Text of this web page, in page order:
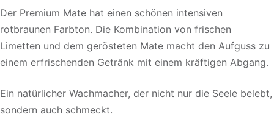
Der Premium Mate hat einen schönen intensiven
rotbraunen Farbton. Die Kombination von frischen
Limetten und dem gerösteten Mate macht den Aufguss zu
einem erfrischenden Getränk mit einem kräftigen Abgang.
Ein natürlicher Wachmacher, der nicht nur die Seele belebt,
sondern auch schmeckt.